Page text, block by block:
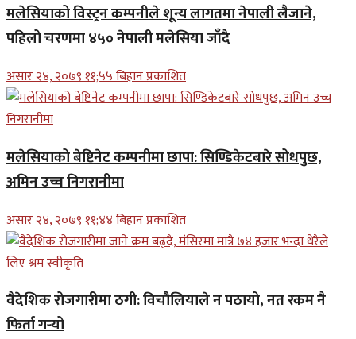
मलेसियाको विस्ट्रन कम्पनीले शून्य लागतमा नेपाली लैजाने,
पहिलो चरणमा ४५० नेपाली मलेसिया जाँदै
असार २४, २०७९ ११;५५ बिहान प्रकाशित
मलेसियाको बेष्टिनेट कम्पनीमा छापा: सिण्डिकेटबारे सोधपुछ,
अमिन उच्च निगरानीमा
असार २४, २०७९ ११;४४ बिहान प्रकाशित
वैदेशिक रोजगारीमा ठगी: विचौलियाले न पठायो, नत रकम नै
फिर्ता गर्‍यो